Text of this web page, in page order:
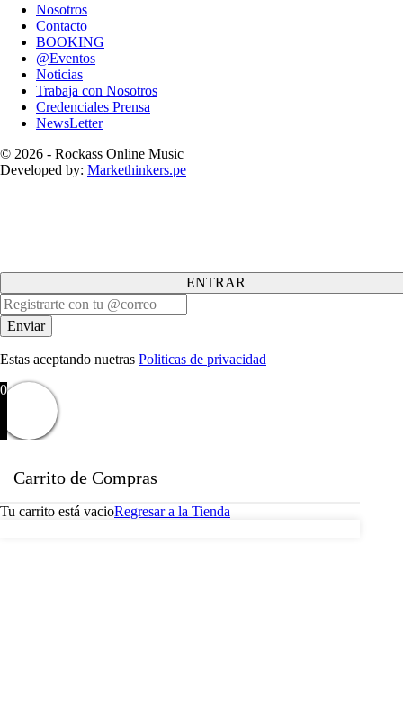
Nosotros
Contacto
BOOKING
@Eventos
Noticias
Trabaja con Nosotros
Credenciales Prensa
NewsLetter
© 2026 - Rockass Online Music
Developed by: Markethinkers.pe
ENTRAR
Estas aceptando nuetras Politicas de privacidad
0
Carrito de Compras
Tu carrito está vacioRegresar a la Tienda